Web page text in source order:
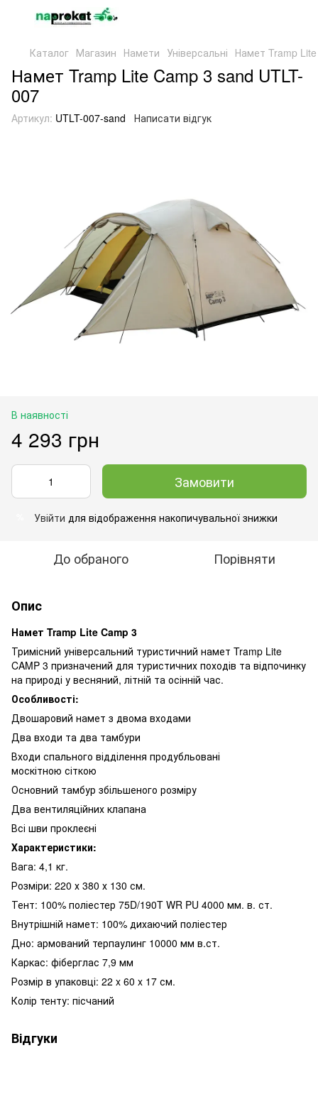
Каталог Магазин Намети Універсальні Намет Tramp
Намет Tramp Lite Camp 3 sand UTLT-
007
Артикул: UTLT-007-sand Написати відгук
В наявності
4 293 грн
Замовити
Увійти для відображення накопичувальної знижки
До обраного Порівняти
Опис
Намет Tramp Lite Camp 3
Тримісний універсальний туристичний намет Tramp Lite
CAMP 3 призначений для туристичних походів та відпочинку
на природі у весняний, літній та осінній час.
Особливості:
Двошаровий намет з двома входами
Два входи та два тамбури
Входи спального відділення продубльовані
москітною сіткою
Основний тамбур збільшеного розміру
Два вентиляційних клапана
Всі шви проклеєні
Характеристики:
Вага: 4,1 кг.
Розміри: 220 х 380 х 130 см.
Тент: 100% поліестер 75D/190T WR PU 4000 мм. в. ст.
Внутрішній намет: 100% дихаючий поліестер
Дно: армований терпаулинг 10000 мм в.ст.
Каркас: фіберглас 7,9 мм
Розмір в упаковці: 22 x 60 x 17 см.
Колір тенту: пісчаний
Відгуки